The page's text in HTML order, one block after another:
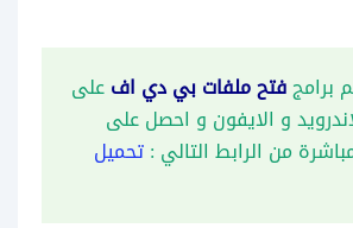
برامجفتح ملفات بي دي افعلى
و الايفون و احصل على
من الرابط التالي :تحميل